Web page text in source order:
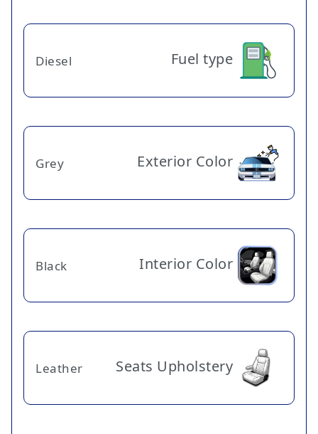
Fuel type
Diesel
Exterior Color
Grey
Interior Color
Black
Seats Upholstery
Leather